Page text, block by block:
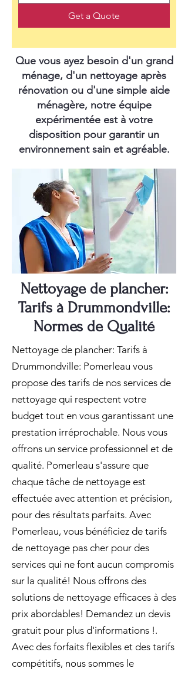
Get a Quote
Que vous ayez besoin d'un grand
ménage, d'un nettoyage après
rénovation ou d'une simple aide
ménagère, notre équipe
expérimentée est à votre
disposition pour garantir un
environnement sain et agréable.
Nettoyage de plancher:
Tarifs à Drummondville:
Normes de Qualité
Nettoyage de plancher: Tarifs à
Drummondville: Pomerleau vous
propose des tarifs de nos services de
nettoyage qui respectent votre
budget tout en vous garantissant une
prestation irréprochable. Nous vous
offrons un service professionnel et de
qualité. Pomerleau s'assure que
chaque tâche de nettoyage est
effectuée avec attention et précision,
pour des résultats parfaits. Avec
Pomerleau, vous bénéficiez de tarifs
de nettoyage pas cher pour des
services qui ne font aucun compromis
sur la qualité! Nous offrons des
solutions de nettoyage efficaces à des
prix abordables! Demandez un devis
gratuit pour plus d'informations !.
Avec des forfaits flexibles et des tarifs
compétitifs, nous sommes le